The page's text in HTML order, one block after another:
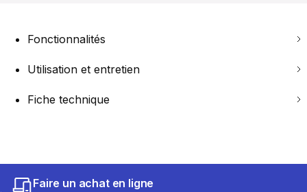
Fonctionnalités
Utilisation et entretien
Fiche technique
Faire un achat en ligne